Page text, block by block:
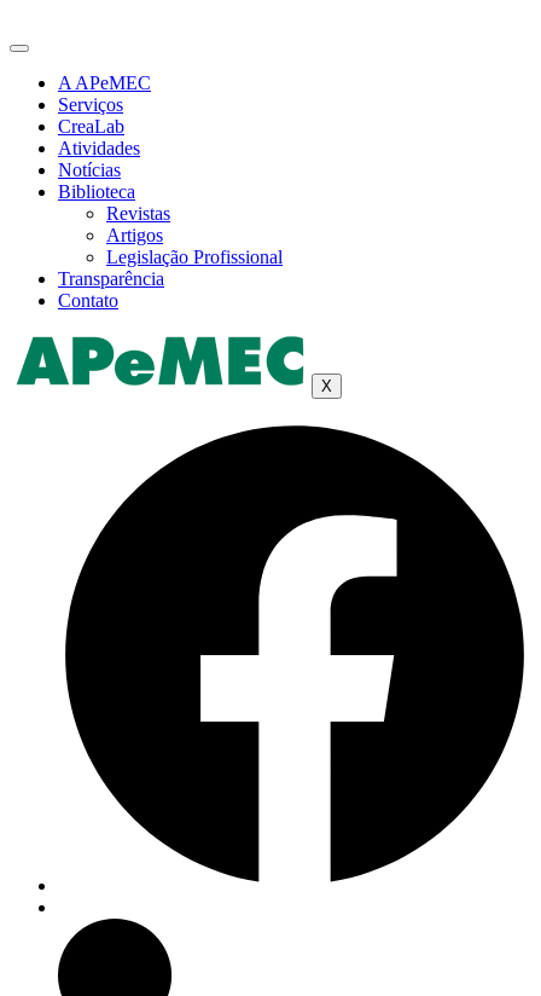
para
conteúdoA APeMEC
Serviços
CreaLab
Atividades
Notícias
Biblioteca
Revistas
Artigos
Legislação Profissional
Transparência
Contato
X